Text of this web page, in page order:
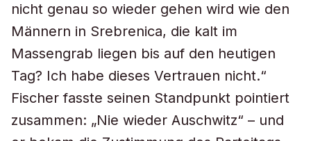
nicht genau so wieder gehen wird wie den
Männern in Srebrenica, die kalt im
Massengrab liegen bis auf den heutigen
Tag? Ich habe dieses Vertrauen nicht.“
Fischer fasste seinen Standpunkt pointiert
zusammen: „Nie wieder Auschwitz“ – und